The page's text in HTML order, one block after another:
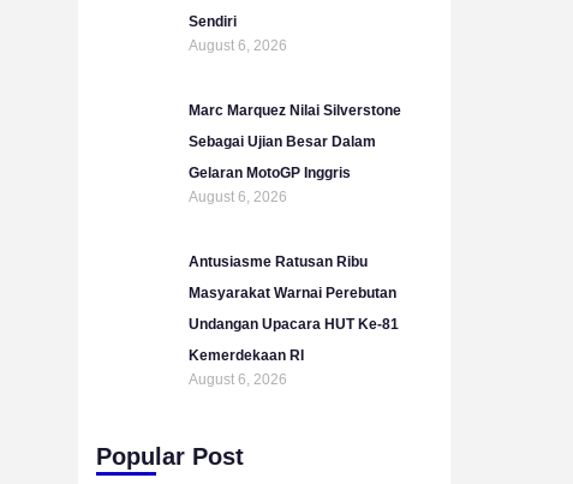
Sendiri
August 6, 2026
Marc Marquez Nilai Silverstone
Sebagai Ujian Besar Dalam
Gelaran MotoGP Inggris
August 6, 2026
Antusiasme Ratusan Ribu
Masyarakat Warnai Perebutan
Undangan Upacara HUT Ke-81
Kemerdekaan RI
August 6, 2026
Popular Post